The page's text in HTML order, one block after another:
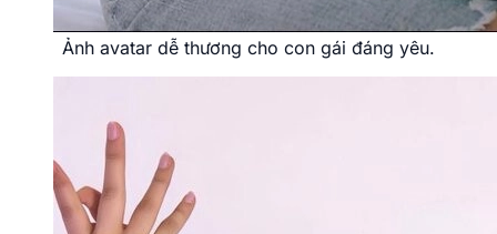
Ảnh avatar dễ thương cho con gái đáng yêu.